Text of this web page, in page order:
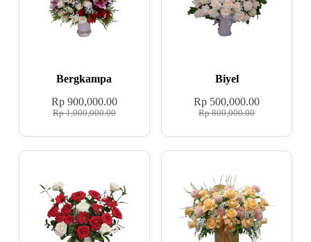
Bergkampa
Rp1,000,000.00
Rp900,000.00
Biyel
Rp800,000.00
Rp 500,000.00